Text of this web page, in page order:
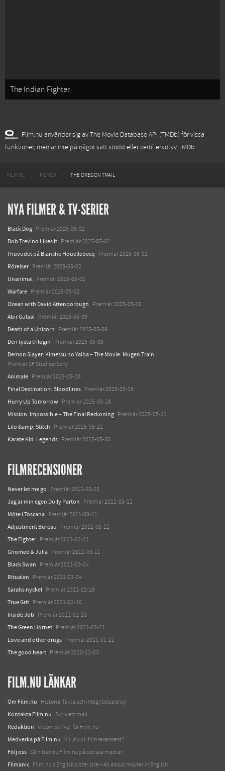
The Indian Fighter
Film.nu använder sig av The Movie Database API (TMDb) för vissa
funktioner, men är inte på något sätt stödd eller certifierad av TMDb.
FILM.NU FILMER THE OREGON TRAIL
NYA FILMER & TV-SERIER
Black Dog Premiär 2025-05-02
Bob Trevino Likes It Premiär 2025-05-02
I huvudet på Blanche Houellebecq Premiär 2025-05-02
Rörelser Premiär 2025-05-02
Unanimal Premiär 2025-05-02
Warfare Premiär 2025-05-02
Ocean with David Attenborough Premiär 2025-05-08
Abir Gulaal Premiär 2025-05-09
Death of a Unicorn Premiär 2025-05-09
Den tysta trilogin Premiär 2025-05-09
Demon Slayer: Kimetsu no Yaiba – The Movie: Mugen Train
Premiär SF Studios/Sony
Animale Premiär 2025-05-16
Final Destination: Bloodlines Premiär 2025-05-16
Hurry Up Tomorrow Premiär 2025-05-16
Mission: Impossible – The Final Reckoning Premiär 2025-05-21
Lilo &amp; Stitch Premiär 2025-05-21
Karate Kid: Legends Premiär 2025-05-30
FILMRECENSIONER
Never let me go Premiär 2011-03-25
Jag är min egen Dolly Parton Premiär 2011-03-11
Möte i Toscana Premiär 2011-03-11
Adjustment Bureau Premiär 2011-03-11
The Fighter Premiär 2011-02-11
Gnomeo & Julia Premiär 2011-03-11
Black Swan Premiär 2011-03-04
Ritualen Premiär 2011-03-04
Sarahs nyckel Premiär 2011-02-25
True Grit Premiär 2011-02-18
Inside Job Premiär 2011-02-18
The Green Hornet Premiär 2011-02-21
Love and other drugs Premiär 2011-01-21
The good heart Premiär 2010-12-03
FILM.NU LÄNKAR
Om Film.nu Historia, fakta och integritetspolicy
Kontakta Film.nu Skriv ett mail
Redaktion Vi som skriver för Film.nu
Medverka på Film.nu Vill du bli filmrecensent?
Följ oss Så hittar du Film.nu på sociala medier
Filmanic Film.nu's English sister site – All about movies in English